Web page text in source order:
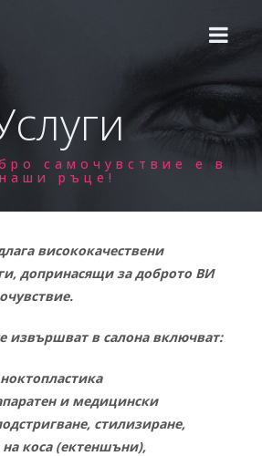
самочувствие е в
наши ръце!
висококачествени
допринасящи за доброто ВИ
извършват в салона включват:
и медицински
стилизиране,
коса (ектеншъни),